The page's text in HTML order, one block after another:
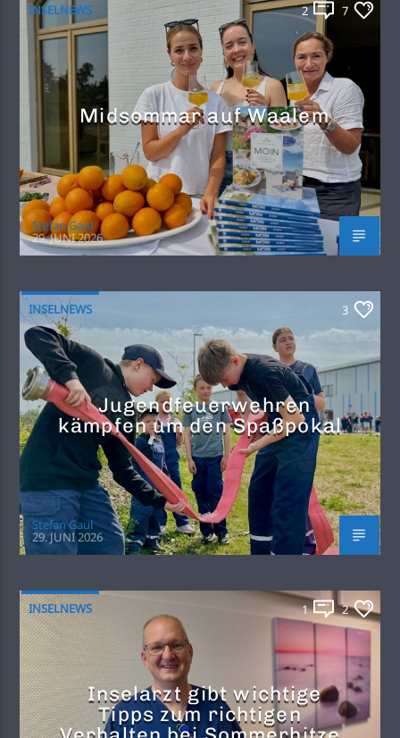
INSELNEWS 2 7
Midsommar auf Waalem
Stefan Gaul
29. JUNI 2026
INSELNEWS 3
Jugendfeuerwehren
kämpfen um den Spaßpokal
Stefan Gaul
29. JUNI 2026
INSELNEWS 1 2
Inselarzt gibt wichtige
Tipps zum richtigen